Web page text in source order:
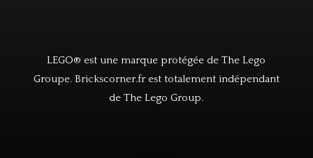
LEGO® est une marque protégée de The Lego
Groupe. Brickscorner.fr est totalement indépendant
de The Lego Group.